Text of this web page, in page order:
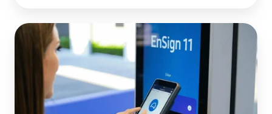
Telecomunicazioni